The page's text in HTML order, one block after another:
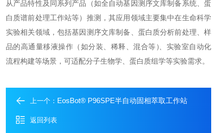
从产品特性及同系列产品（如全⾃动基因测序⽂库制备系统、蛋
⽩质谱前处理⼯作站等）推测，其应⽤领域主要集中在⽣命科学
实验相关领域，包括基因测序⽂库制备、蛋⽩质分析前处理、样
品的⾼通量移液操作（如分装、稀释、混合等） 、实验室⾃动化
流程构建等场景，可适配分⼦⽣物学、蛋⽩质组学等实验需求。
上一个： EosBot® P96SPE半⾃动固相萃取⼯作站
返回列表